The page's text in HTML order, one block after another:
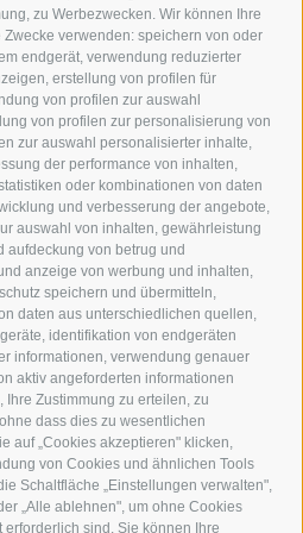
zu Werbezwecken. Wir können Ihre
verwenden: speichern von oder
endgerät, verwendung reduzierter
erstellung von profilen für
von profilen zur auswahl
von profilen zur personalisierung von
zur auswahl personalisierter inhalte,
der performance von inhalten,
oder kombinationen von daten
und verbesserung der angebote,
auswahl von inhalten, gewährleistung
aufdeckung von betrug und
anzeige von werbung und inhalten,
speichern und übermitteln,
daten aus unterschiedlichen quellen,
identifikation von endgeräten
informationen, verwendung genauer
aktiv angeforderten informationen
Zustimmung zu erteilen, zu
dass dies zu wesentlichen
auf „Cookies akzeptieren" klicken,
von Cookies und ähnlichen Tools
Schaltfläche „Einstellungen verwalten",
„Alle ablehnen", um ohne Cookies
sind. Sie können Ihre